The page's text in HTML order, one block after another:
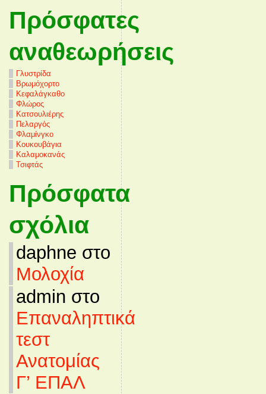
Πρόσφατες
αναθεωρήσεις
Γλυστρίδα
Βρωμόχορτο
Κεφαλάγκαθο
Φλώρος
Κατσουλιέρης
Πελαργός
Φλαμίνγκο
Κουκουβάγια
Καλαμοκανάς
Τσιφτάς
Πρόσφατα
σχόλια
daphne στο
Μολοχία
admin στο
Επαναληπτικά
τεστ
Ανατομίας
Γ’ ΕΠΑΛ